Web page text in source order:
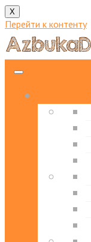
X
Перейти к контенту